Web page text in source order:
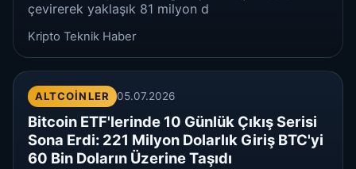
çevirerek yaklaşık 81 milyon d
Kripto Teknik Haber
ALTCOINLER 05.07.2026
Bitcoin ETF'lerinde 10 Günlük Çıkış Serisi
Sona Erdi: 221 Milyon Dolarlık Giriş BTC'yi
60 Bin Doların Üzerine Taşıdı